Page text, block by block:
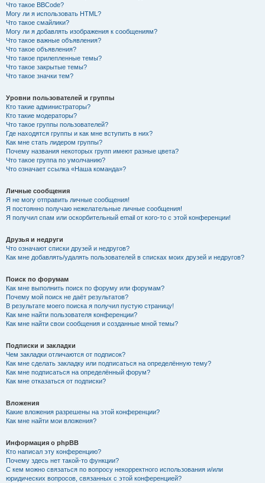
Что такое BBCode?
Могу ли я использовать HTML?
Что такое смайлики?
Могу ли я добавлять изображения к сообщениям?
Что такое важные объявления?
Что такое объявления?
Что такое прилепленные темы?
Что такое закрытые темы?
Что такое значки тем?
Уровни пользователей и группы
Кто такие администраторы?
Кто такие модераторы?
Что такое группы пользователей?
Где находятся группы и как мне вступить в них?
Как мне стать лидером группы?
Почему названия некоторых групп имеют разные цвета?
Что такое группа по умолчанию?
Что означает ссылка «Наша команда»?
Личные сообщения
Я не могу отправить личные сообщения!
Я постоянно получаю нежелательные личные сообщения!
Я получил спам или оскорбительный email от кого-то с этой конференции!
Друзья и недруги
Что означают списки друзей и недругов?
Как мне добавлять/удалять пользователей в списках моих друзей и недругов?
Поиск по форумам
Как мне выполнить поиск по форуму или форумам?
Почему мой поиск не даёт результатов?
В результате моего поиска я получил пустую страницу!
Как мне найти пользователя конференции?
Как мне найти свои сообщения и созданные мной темы?
Подписки и закладки
Чем закладки отличаются от подписок?
Как мне сделать закладку или подписаться на определённую тему?
Как мне подписаться на определённый форум?
Как мне отказаться от подписки?
Вложения
Какие вложения разрешены на этой конференции?
Как мне найти мои вложения?
Информация о phpBB
Кто написал эту конференцию?
Почему здесь нет такой-то функции?
С кем можно связаться по вопросу некорректного использования и/или
юридических вопросов, связанных с этой конференцией?